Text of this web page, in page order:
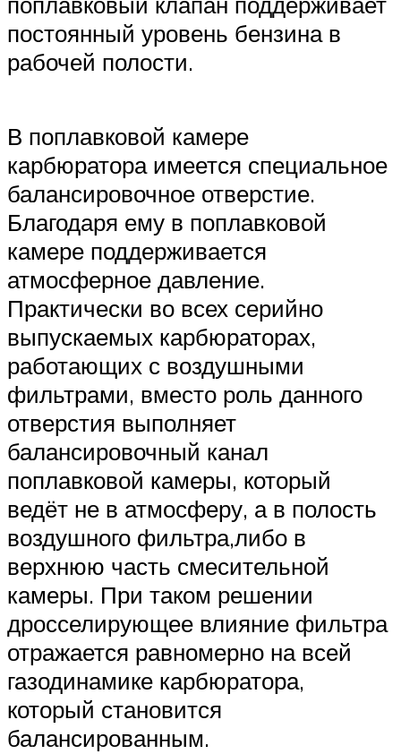
постоянный уровень бензина в
рабочей полости.
В поплавковой камере
карбюратора имеется специальное
балансировочное отверстие.
Благодаря ему в поплавковой
камере поддерживается
атмосферное давление.
Практически во всех серийно
выпускаемых карбюраторах,
работающих с воздушными
фильтрами, вместо роль данного
отверстия выполняет
балансировочный канал
поплавковой камеры, который
ведёт не в атмосферу, а в полость
воздушного фильтра,либо в
верхнюю часть смесительной
камеры. При таком решении
дросселирующее влияние фильтра
отражается равномерно на всей
газодинамике карбюратора,
который становится
балансированным.